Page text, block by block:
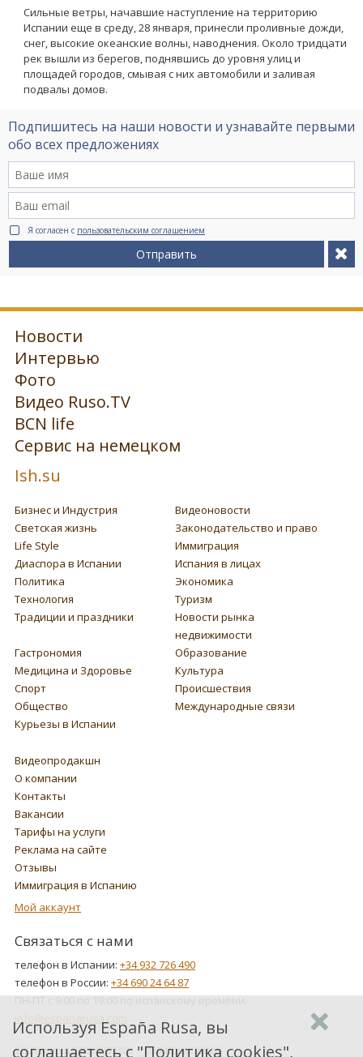
Сильные ветры, начавшие наступление на территорию
Испании еще в среду, 28 января, принесли проливные дожди,
снег, высокие океанские волны, наводнения. Около тридцати
рек вышли из берегов, поднявшись до уровня улиц и
площадей городов, смывая с них автомобили и заливая
подвалы домов.
Подпишитесь на наши новости и узнавайте первыми
обо всех предложениях
Я согласен с пользовательским соглашением
Отправить
Новости
Интервью
Фото
Видео Ruso.TV
BCN life
Сервис на немецком
Ish.su
Бизнес и Индустрия
Видеоновости
Светская жизнь
Законодательство и право
Life Style
Иммиграция
Диаспора в Испании
Испания в лицах
Политика
Экономика
Технология
Туризм
Традиции и праздники
Новости рынка
недвижимости
Гастрономия
Образование
Медицина и Здоровье
Культура
Спорт
Происшествия
Общество
Международные связи
Курьезы в Испании
Видеопродакшн
О компании
Контакты
Вакансии
Тарифы на услуги
Реклама на сайте
Отзывы
Иммиграция в Испанию
Мой аккаунт
Связаться с нами
телефон в Испании: +34 932 726 490
телефон в России: +34 690 24 64 87
ПН-ПТ с 9:00 по 19:00 по испанскому времени.
info@espanarusa.com
Соглашение пользователя
Политика cookies
Используя España Rusa, вы
соглашаетесь с "Политика cookies",